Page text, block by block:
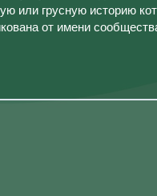
или грусную историю
от имени